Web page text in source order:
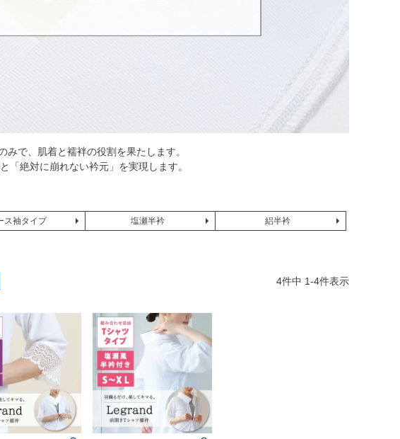
で、肌着と襦袢の役割を果たします。
「絶対に崩れない衿元」を実現します。
ス袖タイプ 塩瀬半衿
絽半衿
4件中 1-4件表示